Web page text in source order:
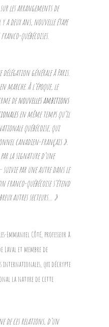
les arrangements de
a deux ans, nouvelle étape
québécoises.
délégation générale à Paris.
À l’époque, le
denouvelles ambitions
en même temps qu’il
québécoise, qui
canadien-français».
la signature d’une
par une autre dans le
québécoise s’étend
autres secteurs… »
Emmanuel Côté, professeur à
Laval et membre de
internationales, qui décrypte
la nature de cette
de ces relations, d’un